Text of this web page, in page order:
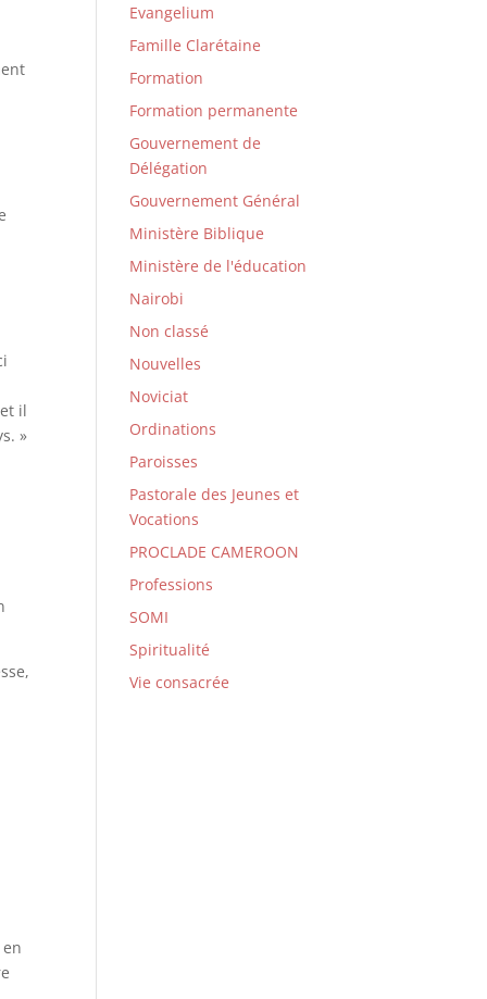
il
»
Evangelium
Famille Clarétaine
Formation
Formation permanente
Gouvernement de
Délégation
Gouvernement Général
Ministère Biblique
Ministère de l'éducation
Nairobi
Non classé
Nouvelles
Noviciat
Ordinations
Paroisses
Pastorale des Jeunes et
Vocations
PROCLADE CAMEROON
Professions
SOMI
Spiritualité
Vie consacrée